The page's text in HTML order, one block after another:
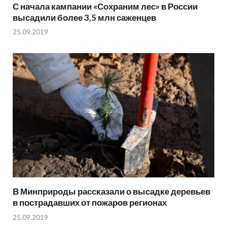
С начала кампании «Сохраним лес» в России
высадили более 3,5 млн саженцев
25.09.2019
В Минприроды рассказали о высадке деревьев
в пострадавших от пожаров регионах
25.09.2019